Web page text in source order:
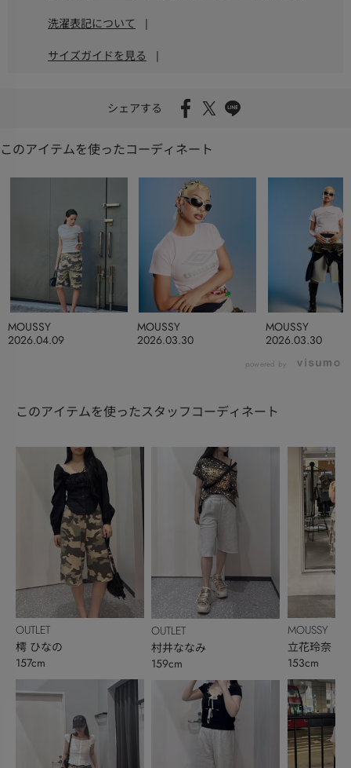
洗濯表記について |
サイズガイドを見る |
シェアする
このアイテムを使ったコーディネート
2026.04.09
MOUSSY
2026.03.30
MOUSSY
2026.03.30
MOUSSY
powered by
このアイテムを使ったスタッフコーディネート
OUTLET
樗 ひなの
157cm
OUTLET
村井ななみ
159cm
MOUSSY
立花玲奈
153cm